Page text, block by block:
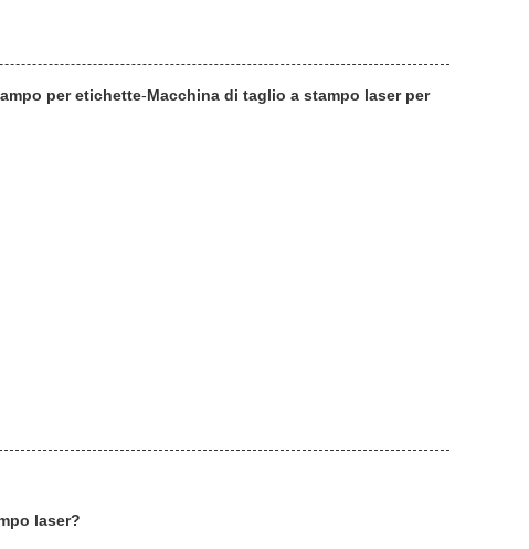
per etichette-Macchina di taglio a stampo laser per
laser?